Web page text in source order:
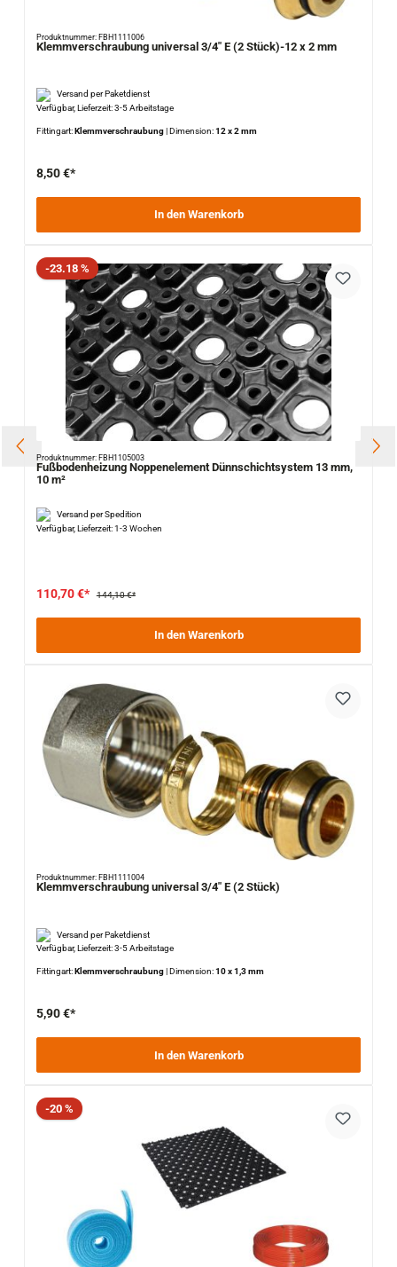
Produktnummer: FBH1111006
Klemmverschraubung universal 3/4" E (2 Stück)-12 x 2 mm
Versand per Paketdienst
Verfügbar, Lieferzeit: 3-5 Arbeitstage
Fittingart:Klemmverschraubung|Dimension:12 x 2 mm
8,50 €*
In den Warenkorb
Rabatt
-23.18 %
Produktnummer: FBH1105003
Fußbodenheizung Noppenelement Dünnschichtsystem 13 mm,
10 m²
Versand per Spedition
Verfügbar, Lieferzeit: 1-3 Wochen
110,70 €* 144,10 €*
In den Warenkorb
Produktnummer: FBH1111004
Klemmverschraubung universal 3/4" E (2 Stück)
Versand per Paketdienst
Verfügbar, Lieferzeit: 3-5 Arbeitstage
Fittingart:Klemmverschraubung|Dimension:10 x 1,3 mm
5,90 €*
In den Warenkorb
Rabatt
-20 %